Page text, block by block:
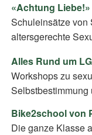
«Achtung Liebe!»
Schuleinsätze von
altersgerechte
Alles Rund um
Workshops zu
Bike2school von
Die ganze Klasse